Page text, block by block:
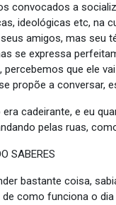
convocados a
ideológicas etc, na
amigos, mas seu
se expressa
percebemos que ele
propõe a conversar,
era cadeirante, e eu
pelas ruas,
SABERES
bastante coisa,
como funciona o